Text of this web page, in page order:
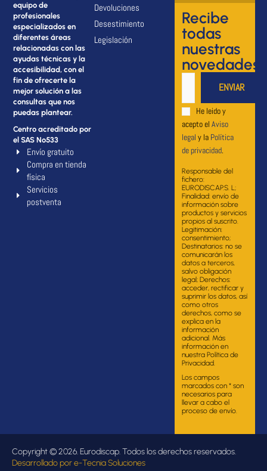
equipo de
profesionales
especializados en
diferentes áreas
relacionadas con las
ayudas técnicas y la
accesibilidad, con el
fin de ofrecerte la
mejor solución a las
consultas que nos
puedas plantear.
Centro acreditado por
el SAS Nº533
Envío gratuito
Compra en tienda
física
Servicios
postventa
Devoluciones
Desestimiento
Legislación
Recibe
todas
nuestras
novedades
He leido y
acepto el Aviso
legal y la Política
de privacidad.
Responsable del
fichero:
EURODISCAP.S. L;
Finalidad: envío de
información sobre
productos y servicios
propios al suscrito.
Legitimación:
consentimiento;
Destinatarios: no se
comunicarán los
datos a terceros,
salvo obligación
legal; Derechos:
acceder, rectificar y
suprimir los datos, así
como otros
derechos, como se
explica en la
información
adicional. Más
información en
nuestra Política de
Privacidad.
Los campos
marcados con * son
necesarios para
llevar a cabo el
proceso de envío.
Copyright © 2026. Eurodiscap. Todos los derechos reservados.
Desarrollado pore-Tecnia Soluciones